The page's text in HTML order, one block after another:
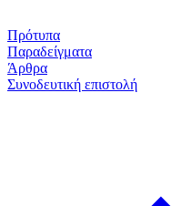
Πρότυπα
Παραδείγματα
Άρθρα
Συνοδευτική επιστολή